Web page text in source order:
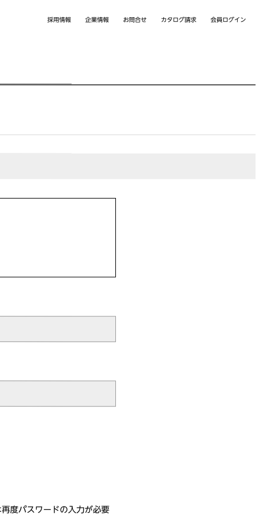
採用情報 企業情報 お問合せ カタログ請求 会員ログイン
度パスワードの入力が必要